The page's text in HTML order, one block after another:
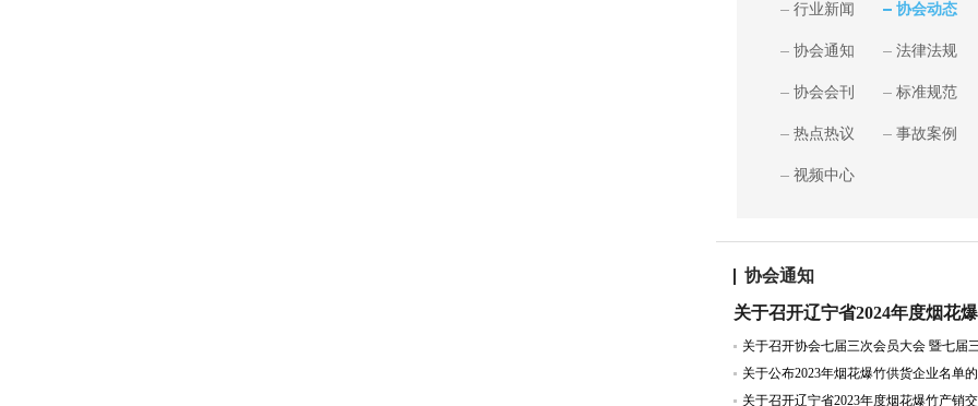
行业新闻 协会动态
协会通知 法律法规
协会会刊 标准规范
热点热议 事故案例
视频中心
协会通知
关于公布2023年烟花爆竹供货企业名单